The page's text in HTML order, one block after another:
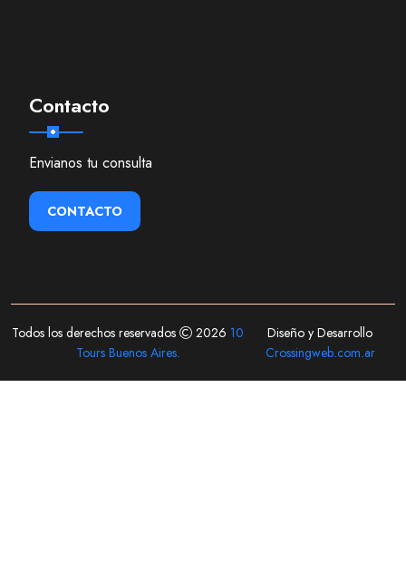
Contacto
Envianos tu consulta
CONTACTO
Todos los derechos reservados 202610
Tours Buenos Aires.
Diseño y Desarrollo
Crossingweb.com.ar